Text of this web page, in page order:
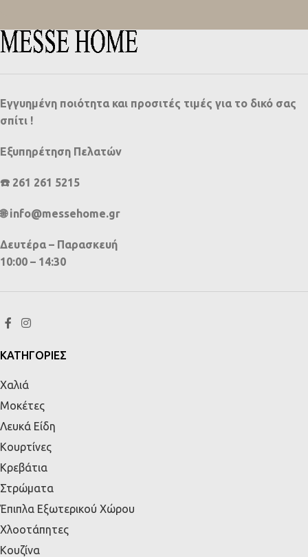
Εγγυημένη ποιότητα και προσιτές τιμές για το δικό σας
σπίτι !
Εξυπηρέτηση Πελατών
☎️ 261 261 5215
🌐 info@messehome.gr
Δευτέρα – Παρασκευή
10:00 – 14:30
ΚΑΤΗΓΟΡΙΕΣ
Χαλιά
Μοκέτες
Λευκά Είδη
Κουρτίνες
Κρεβάτια
Στρώματα
Έπιπλα Εξωτερικού Χώρου
Χλοοτάπητες
Κουζίνα